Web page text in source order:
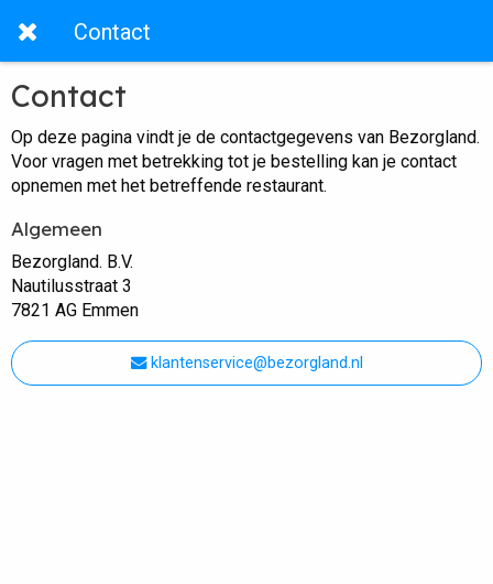
Contact
Contact
Op deze pagina vindt je de contactgegevens van Bezorgland.
Voor vragen met betrekking tot je bestelling kan je contact
opnemen met het betreffende restaurant.
Algemeen
Bezorgland. B.V.
Nautilusstraat 3
7821 AG Emmen
klantenservice@bezorgland.nl